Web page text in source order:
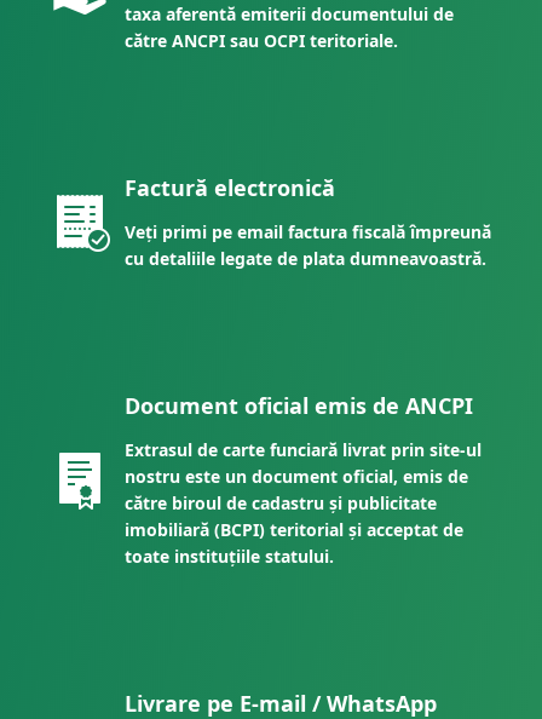
taxa aferentă emiterii documentului de
către ANCPI sau OCPI teritoriale.
Factură electronică
Veți primi pe email factura fiscală împreună
cu detaliile legate de plata dumneavoastră.
Document oficial emis de ANCPI
Extrasul de carte funciară livrat prin site-ul
nostru este un document oficial, emis de
către biroul de cadastru și publicitate
imobiliară (BCPI) teritorial și acceptat de
toate instituțiile statului.
Livrare pe E-mail / WhatsApp